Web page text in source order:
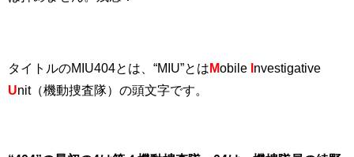
タイトルのMIU404とは、“MIU”とは Mobile nvestigative
Unit（機動捜査隊）の頭文字です。